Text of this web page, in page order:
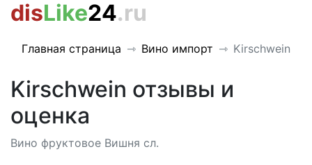
disLike24.ru
Главная страница Вино импорт Kirschwein
Kirschwein отзывы и
оценка
Вино фруктовое Вишня сл.